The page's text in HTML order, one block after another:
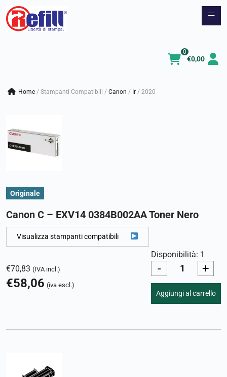
Vai
€0,00
0
Home / Stampanti Compatibili / canon / ir / 2020
Originale
Canon C – EXV14 0384B002AA Toner Nero
Visualizza stampanti compatibili
€70,83 (IVA incl.)
€58,06 (iva escl.)
Disponibilità: 1
- +
Aggiungi al carrello